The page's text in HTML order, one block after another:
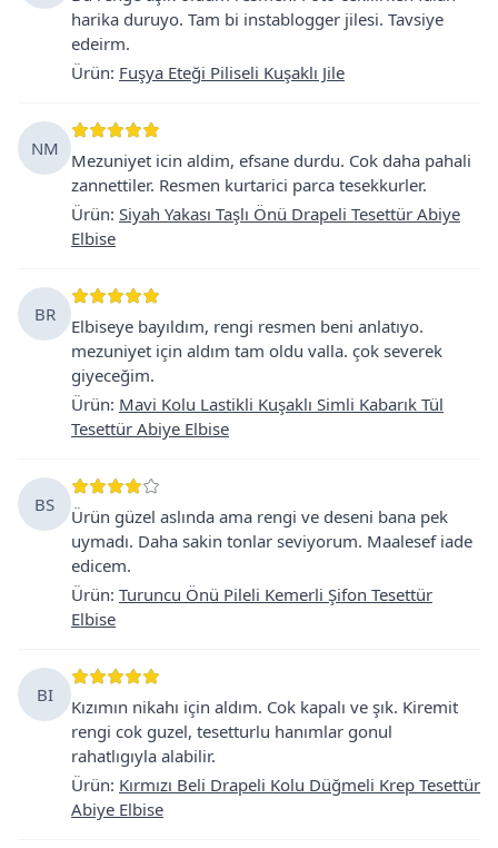
harika duruyo. Tam bi instablogger jilesi. Tavsiye
edeirm.
Ürün: Fuşya Eteği Piliseli Kuşaklı Jile
NM
Mezuniyet icin aldim, efsane durdu. Cok daha pahali
zannettiler. Resmen kurtarici parca tesekkurler.
Ürün: Siyah Yakası Taşlı Önü Drapeli Tesettür Abiye
Elbise
BR
Elbiseye bayıldım, rengi resmen beni anlatıyo.
mezuniyet için aldım tam oldu valla. çok severek
giyeceğim.
Ürün: Mavi Kolu Lastikli Kuşaklı Simli Kabarık Tül
Tesettür Abiye Elbise
BS
Ürün güzel aslında ama rengi ve deseni bana pek
uymadı. Daha sakin tonlar seviyorum. Maalesef iade
edicem.
Ürün: Turuncu Önü Pileli Kemerli Şifon Tesettür
Elbise
BI
Kızımın nikahı için aldım. Cok kapalı ve şık. Kiremit
rengi cok guzel, tesetturlu hanımlar gonul
rahatlıgıyla alabilir.
Ürün: Kırmızı Beli Drapeli Kolu Düğmeli Krep Tesettür
Abiye Elbise